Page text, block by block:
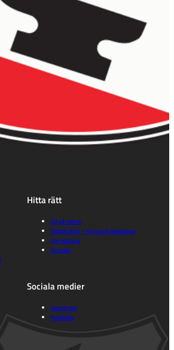
Hitta rätt
Gå på match
Sladda Runt – Prova på Speedway
Vår historia
Kontakt
Sociala medier
Instagram
Facebook